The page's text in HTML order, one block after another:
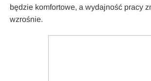
będzie komfortowe, a wydajność pracy
wzrośnie.